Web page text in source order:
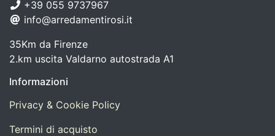
+39 055 9737967
info@arredamentirosi.it
35Km da Firenze
2.km uscita Valdarno autostrada A1
Informazioni
Privacy & Cookie Policy
Termini di acquisto